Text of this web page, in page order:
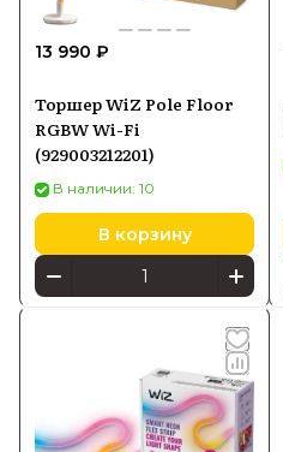
13 990 ₽
Торшер WiZ Pole Floor
RGBW Wi-Fi
(929003212201)
В наличии: 10
В корзину